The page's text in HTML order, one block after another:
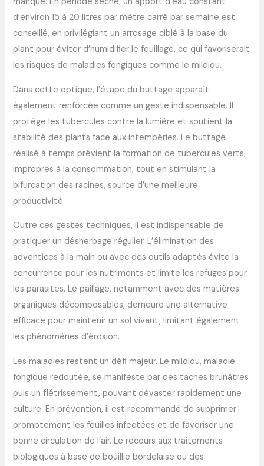
d’environ 15 à 20 litres par mètre carré par semaine est
conseillé, en privilégiant un arrosage ciblé à la base du
plant pour éviter d’humidifier le feuillage, ce qui favoriserait
les risques de maladies fongiques comme le mildiou.
Dans cette optique, l’étape du buttage apparaît
également renforcée comme un geste indispensable. Il
protège les tubercules contre la lumière et soutient la
stabilité des plants face aux intempéries. Le buttage
réalisé à temps prévient la formation de tubercules verts,
impropres à la consommation, tout en stimulant la
bifurcation des racines, source d’une meilleure
productivité.
Outre ces gestes techniques, il est indispensable de
pratiquer un désherbage régulier. L’élimination des
adventices à la main ou avec des outils adaptés évite la
concurrence pour les nutriments et limite les refuges pour
les parasites. Le paillage, notamment avec des matières
organiques décomposables, demeure une alternative
efficace pour maintenir un sol vivant, limitant également
les phénomènes d’érosion.
Les maladies restent un défi majeur. Le mildiou, maladie
fongique redoutée, se manifeste par des taches brunâtres
puis un flétrissement, pouvant dévaster rapidement une
culture. En prévention, il est recommandé de supprimer
promptement les feuilles infectées et de favoriser une
bonne circulation de l’air. Le recours aux traitements
biologiques à base de bouillie bordelaise ou des